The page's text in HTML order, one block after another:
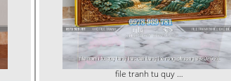
file tranh tu quy tung hac dai bang ho rong phuong 082026 21